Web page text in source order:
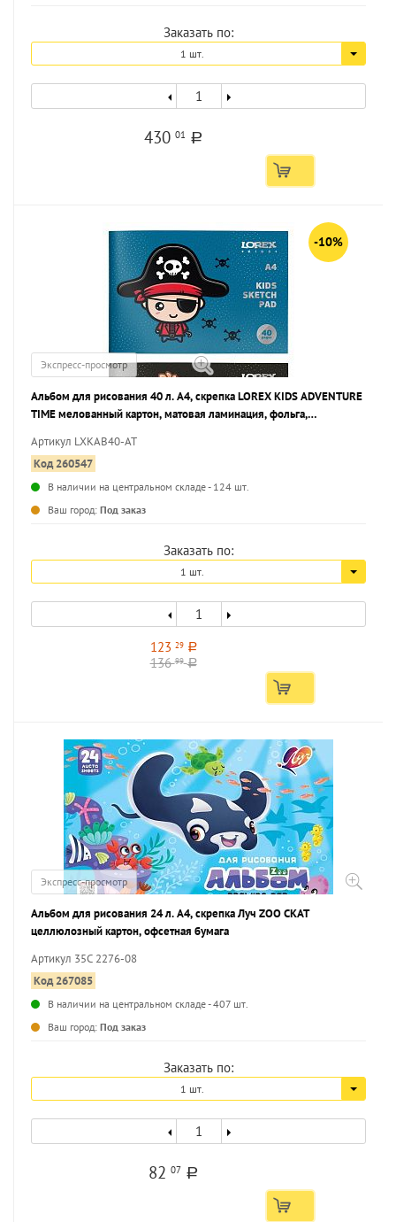
Заказать по:
1 шт.
43001 a
-10%
Экспресс-просмотр
Альбом для рисования 40 л. А4, скрепка LOREX KIDS ADVENTURE
TIME мелованный картон, матовая ламинация, фольга,
Артикул LXKAB40-AT
Код 260547
В наличии на центральном складе - 124 шт.
Ваш город: Под заказ
Заказать по:
1 шт.
123 29 a
13699 a
Экспресс-просмотр
Альбом для рисования 24 л. А4, скрепка Луч ZOO СКАТ
целлюлозный картон, офсетная бумага
Артикул 35С 2276-08
Код 267085
В наличии на центральном складе - 407 шт.
Ваш город: Под заказ
Заказать по:
1 шт.
8207 a